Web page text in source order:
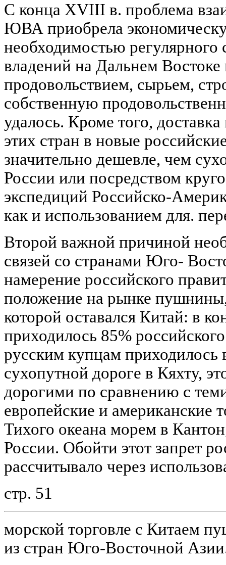
С конца XVIII в. проблема
ЮВА приобрела
необходимостью регулярного
владений на Дальнем Востоке
продовольствием, сырьем,
собственную
удалось. Кроме того,
этих стран в новые
значительно дешевле, чем
России или посредством
экспедиций Российско-
как и использованием для.
Второй важной причиной
связей со странами Юго-
намерение российского
положение на рынке
которой оставался Китай: в
приходилось 85%
русским купцам приходилось
сухопутной дороге в Кяхту,
дорогими по сравнению с
европейские и американские
Тихого океана морем в
России. Обойти этот запрет
рассчитывало через
стр. 51
морской торговле с Китаем
из стран Юго-Восточной